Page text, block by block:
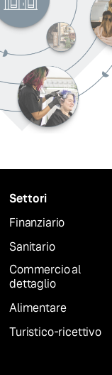
Settori
Finanziario
Sanitario
Commercio al
dettaglio
Alimentare
Turistico-ricettivo